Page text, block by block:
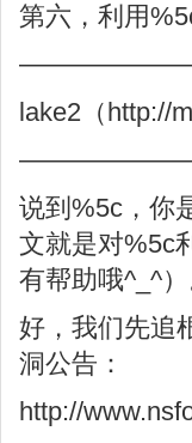
第六，利用
lake2（http://
说到%5c，你
文就是对%5c
有帮助哦^_^）
好，我们先追
洞公告：
http://